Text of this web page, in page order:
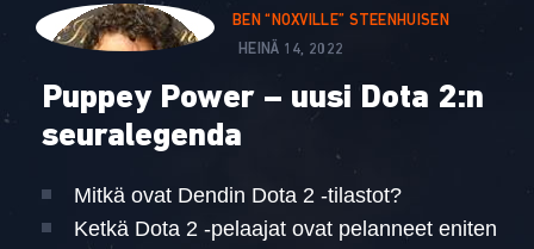
BEN “NOXVILLE” STEENHUISEN
HEINÄ 14, 2022
Puppey Power – uusi Dota 2:n
seuralegenda
Mitkä ovat Dendin Dota 2 -tilastot?
Ketkä Dota 2 -pelaajat ovat pelanneet eniten